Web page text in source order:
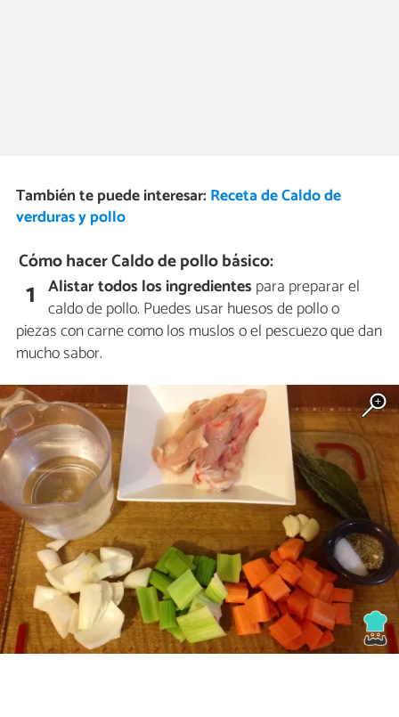
También te puede interesar: Receta de Caldo de
verduras y pollo
Cómo hacer Caldo de pollo básico:
1 Alistar todos los ingredientes para preparar el
caldo de pollo. Puedes usar huesos de pollo o
piezas con carne como los muslos o el pescuezo que dan
mucho sabor.